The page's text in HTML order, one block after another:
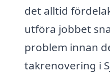
det alltid
utföra jobbet
problem innan
takrenovering i